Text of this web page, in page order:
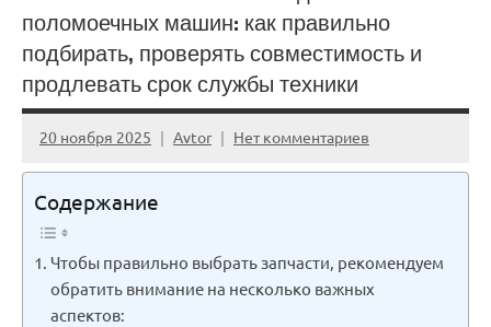
поломоечных машин: как правильно
подбирать, проверять совместимость и
продлевать срок службы техники
20 ноября 2025 Avtor Нет комментариев
Содержание
Чтобы правильно выбрать запчасти, рекомендуем
обратить внимание на несколько важных
аспектов: